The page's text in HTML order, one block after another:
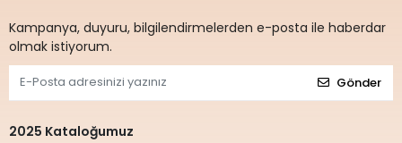
Kampanya, duyuru, bilgilendirmelerden e-posta ile haberdar
olmak istiyorum.
Gönder
2025 Kataloğumuz